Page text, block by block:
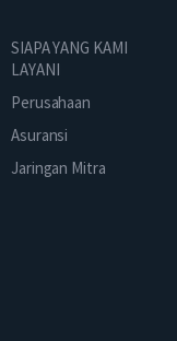
SIAPA YANG KAMI
LAYANI
Perusahaan
Asuransi
Jaringan Mitra